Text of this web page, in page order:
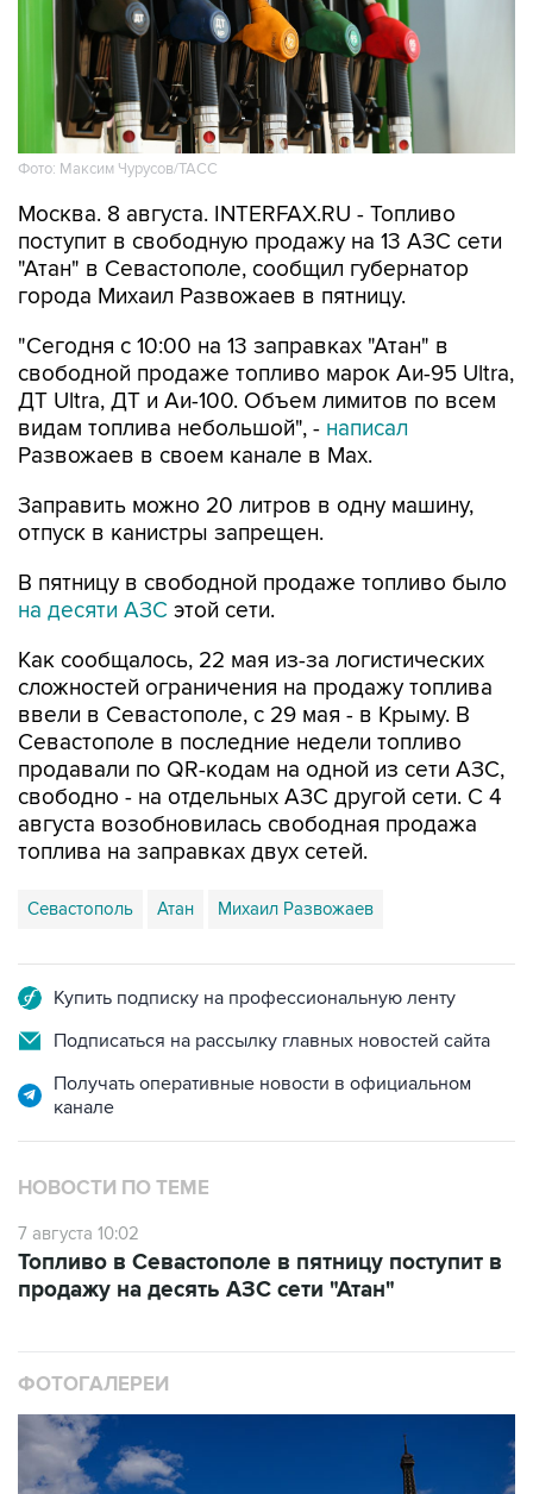
Фото: Максим Чурусов/ТАСС
Москва. 8 августа. INTERFAX.RU - Топливо
поступит в свободную продажу на 13 АЗС сети
"Атан" в Севастополе, сообщил губернатор
города Михаил Развожаев в пятницу.
"Сегодня с 10:00 на 13 заправках "Атан" в
свободной продаже топливо марок Аи-95 Ultra,
ДТ Ultra, ДТ и Аи-100. Объем лимитов по всем
видам топлива небольшой", - написал
Развожаев в своем канале в Max.
Заправить можно 20 литров в одну машину,
отпуск в канистры запрещен.
В пятницу в свободной продаже топливо было
на десяти АЗС этой сети.
Как сообщалось, 22 мая из-за логистических
сложностей ограничения на продажу топлива
ввели в Севастополе, с 29 мая - в Крыму. В
Севастополе в последние недели топливо
продавали по QR-кодам на одной из сети АЗС,
свободно - на отдельных АЗС другой сети. С 4
августа возобновилась свободная продажа
топлива на заправках двух сетей.
Севастополь Атан Михаил Развожаев
Купить подписку на профессиональную ленту
Подписаться на рассылку главных новостей сайта
Получать оперативные новости в официальном
канале
НОВОСТИ ПО ТЕМЕ
7 августа 10:02
Топливо в Севастополе в пятницу поступит в
продажу на десять АЗС сети "Атан"
ФОТОГАЛЕРЕИ